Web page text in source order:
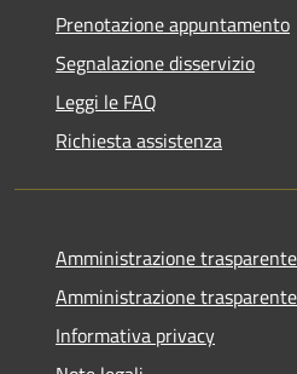
Prenotazione appuntamento
Segnalazione disservizio
Leggi le FAQ
Richiesta assistenza
Amministrazione
Amministrazione
Informativa privacy